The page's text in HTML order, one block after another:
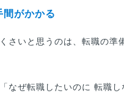
間がかかる
さいと思うのは、転職の準
なぜ転職したいのに 転職